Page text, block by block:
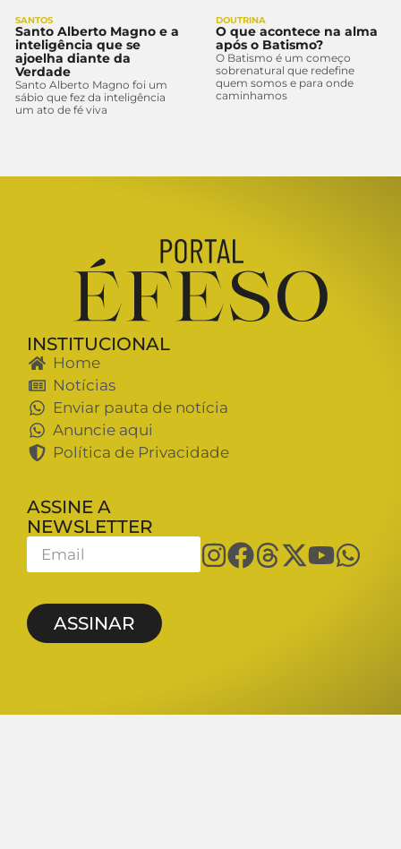
SANTOS
Santo Alberto Magno e a
inteligência que se
ajoelha diante da
Verdade
Santo Alberto Magno foi um
sábio que fez da inteligência
um ato de fé viva
DOUTRINA
O que acontece na alma
após o Batismo?
O Batismo é um começo
sobrenatural que redefine
quem somos e para onde
caminhamos
INSTITUCIONAL
Home
Notícias
Enviar pauta de notícia
Anuncie aqui
Política de Privacidade
ASSINE A
NEWSLETTER
ASSINAR